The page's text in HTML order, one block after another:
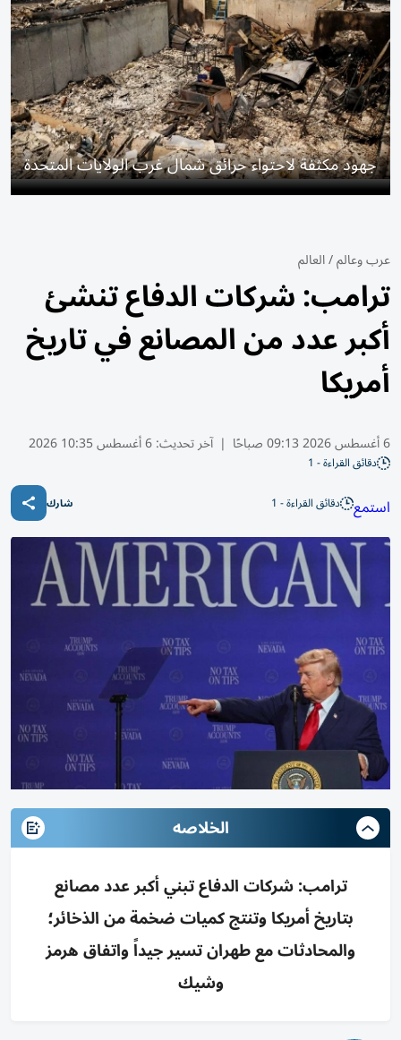
جهود مكثفة لاحتواء حرائق شمال غرب الولايات المتحدة
عرب وعالم/العالم
ترامب: شركات الدفاع تنشئ
أكبر عدد من المصانع في تاريخ
أمريكا
6 أغسطس 2026 09:13 صباحًا | آخر تحديث:6 أغسطس 10:35 2026
دقائق القراءة - 1
استمع دقائق القراءة - 1 شارك
الخلاصه
ترامب: شركات الدفاع تبني أكبر عدد مصانع
بتاريخ أمريكا وتنتج كميات ضخمة من الذخائر؛
والمحادثات مع طهران تسير جيداً واتفاق هرمز
وشيك